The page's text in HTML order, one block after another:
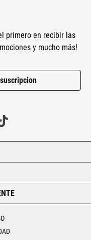
primero en recibir las
y mucho más!